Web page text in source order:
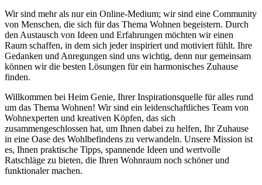
Wir sind mehr als nur ein Online-Medium; wir sind eine Community
von Menschen, die sich für das Thema Wohnen begeistern. Durch
den Austausch von Ideen und Erfahrungen möchten wir einen
Raum schaffen, in dem sich jeder inspiriert und motiviert fühlt. Ihre
Gedanken und Anregungen sind uns wichtig, denn nur gemeinsam
können wir die besten Lösungen für ein harmonisches Zuhause
finden.
Willkommen bei Heim Genie, Ihrer Inspirationsquelle für alles rund
um das Thema Wohnen! Wir sind ein leidenschaftliches Team von
Wohnexperten und kreativen Köpfen, das sich
zusammengeschlossen hat, um Ihnen dabei zu helfen, Ihr Zuhause
in eine Oase des Wohlbefindens zu verwandeln. Unsere Mission ist
es, Ihnen praktische Tipps, spannende Ideen und wertvolle
Ratschläge zu bieten, die Ihren Wohnraum noch schöner und
funktionaler machen.